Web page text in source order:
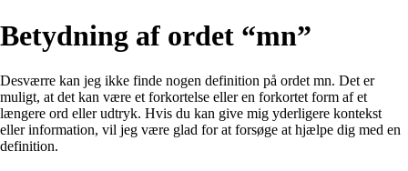
Betydning af ordet “mn”
Desværre kan jeg ikke finde nogen definition på ordet mn. Det er
muligt, at det kan være et forkortelse eller en forkortet form af et
længere ord eller udtryk. Hvis du kan give mig yderligere kontekst
eller information, vil jeg være glad for at forsøge at hjælpe dig med en
definition.